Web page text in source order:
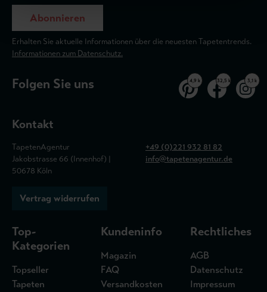
Abonnieren
Erhalten Sie aktuelle Informationen über die neuesten Tapetentrends.
Informationen zum Datenschutz.
Folgen Sie uns 4,9 k 32,5 k 3,1 k
Kontakt
TapetenAgentur
Jakobstrasse 66 (Innenhof) |
50678 Köln
+49 (0)221 932 81 82
info@tapetenagentur.de
Vertrag widerrufen
Top-
Kategorien
Topseller
Tapeten
Kundeninfo
Magazin
FAQ
Versandkosten
Rechtliches
AGB
Datenschutz
Impressum